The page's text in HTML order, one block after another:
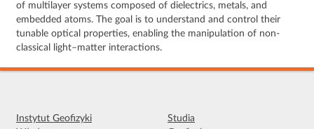
of multilayer systems composed of dielectrics, metals, and
embedded atoms. The goal is to understand and control their
tunable optical properties, enabling the manipulation of non-
classical light–matter interactions.
Instytut Geofizyki
Studia